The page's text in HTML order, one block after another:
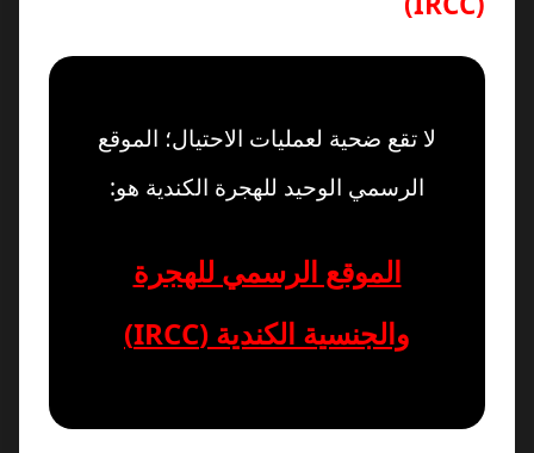
لا تقع ضحية لعمليات الاحتيال؛ الموقع
الرسمي الوحيد للهجرة الكندية هو:
الموقع الرسمي للهجرة
والجنسية الكندية (IRCC)